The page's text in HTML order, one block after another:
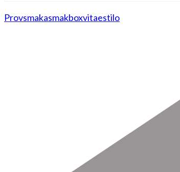
Provsmakasmakboxvitaestilo